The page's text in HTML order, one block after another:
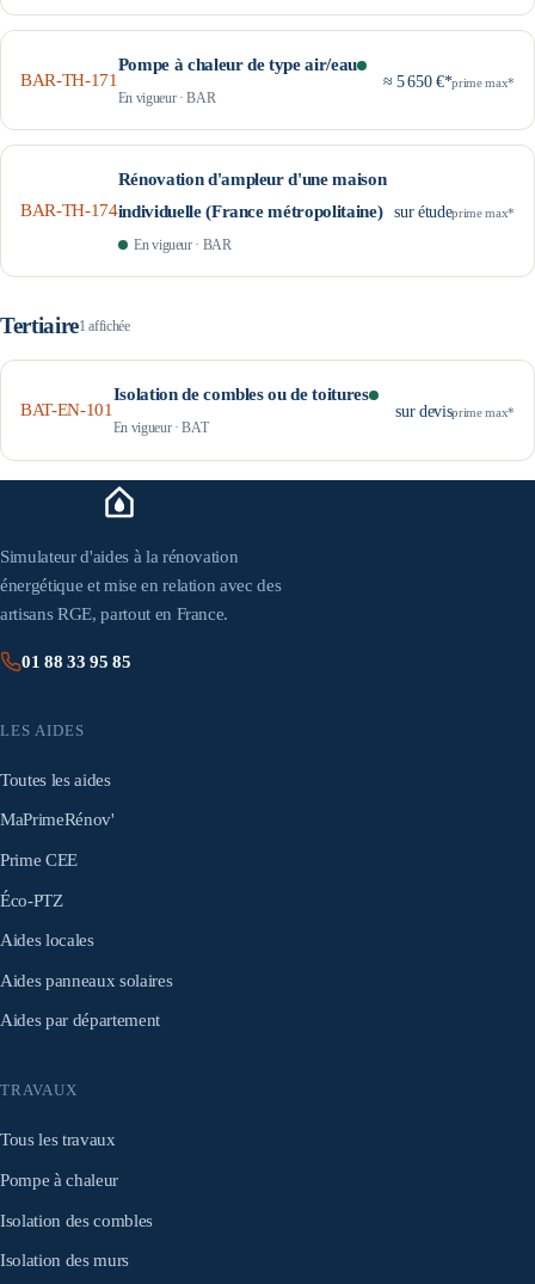
BAR-TH-171
Pompe à chaleur de type air/eau
En vigueur·BAR
≈ 5 650 €*prime max*
BAR-TH-174
Rénovation d'ampleur d'une maison
individuelle (France métropolitaine)
En vigueur· BAR
sur étudeprime max*
Tertiaire1 affichée
BAT-EN-101
Isolation de combles ou de toitures
En vigueur·BAT
sur devisprime max*
Simulateur d'aides à la rénovation
énergétique et mise en relation avec des
artisans RGE, partout en France.
01 88 33 95 85
LES AIDES
Toutes les aides
MaPrimeRénov'
Prime CEE
Éco-PTZ
Aides locales
Aides panneaux solaires
Aides par département
TRAVAUX
Tous les travaux
Pompe à chaleur
Isolation des combles
Isolation des murs